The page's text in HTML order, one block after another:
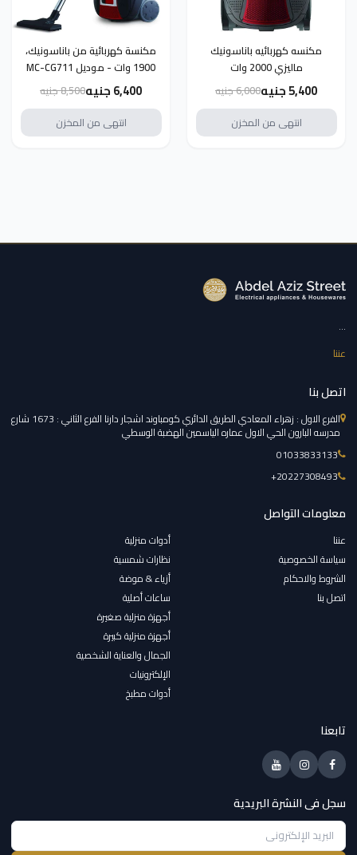
مكنسه كهربائيه باناسونيك
ماليزي 2000 وات
5,400 جنيه
6,000 جنيه
انتهى من المخزن
مكنسة كهربائية من باناسونيك،
1900 وات - موديل MC-CG711
6,400 جنيه
8,500 جنيه
انتهى من المخزن
...
عننا
اتصل بنا
الفرع الاول : زهراء المعادي الطريق الدائري كومباوند اشجار دارنا الفرع الثاني : 1673 شارع
مدرسه البارون الحي الاول عماره الياسمين الهضبة الوسطي
01033833133
‎+20227308493
معلومات التواصل
عننا
سياسة الخصوصية
الشروط والاحكام
اتصل بنا
أدوات منزلية
نظارات شمسية
أزياء & موضة
ساعات أصلية
أجهزة منزلية صغيرة
أجهزة منزلية كبيرة
الجمال والعناية الشخصية
الإلكترونيات
أدوات مطبخ
تابعنا
سجل فى النشرة البريدية